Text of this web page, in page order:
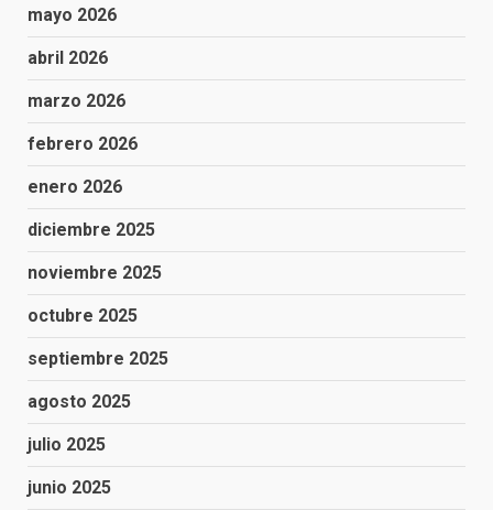
mayo 2026
abril 2026
marzo 2026
febrero 2026
enero 2026
diciembre 2025
noviembre 2025
octubre 2025
septiembre 2025
agosto 2025
julio 2025
junio 2025